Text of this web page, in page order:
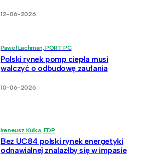
12-06-2026
Paweł Lachman, PORT PC
Polski rynek pomp ciepła musi
walczyć o odbudowę zaufania
10-06-2026
Ireneusz Kulka, EDP
Bez UC84 polski rynek energetyki
odnawialnej znalazłby się w impasie